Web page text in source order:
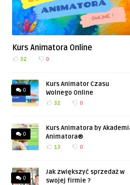
Kurs Animatora Online
32 0
0
Kurs Animator Czasu
Wolnego Online
32 0
0
Kurs Animatora by
Animatora®
13 0
0
Jak zwiększyć sprzedaż w
swojej firmie ?